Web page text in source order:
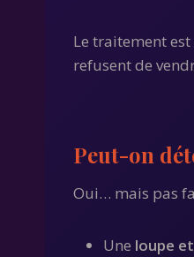
Le traitement est
refusent de
Peut-on
Oui… mais pas
Une loupe